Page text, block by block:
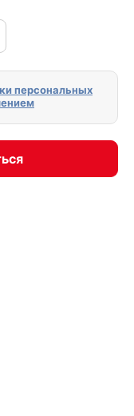
персональных